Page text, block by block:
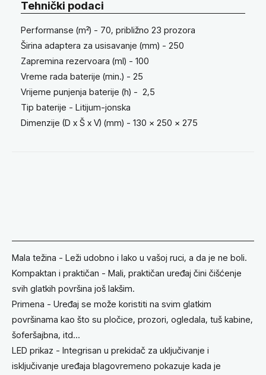
Tehnički podaci
Performanse (m²) - 70, približno 23 prozora
Širina adaptera za usisavanje (mm) - 250
Zapremina rezervoara (ml) - 100
Vreme rada baterije (min.) - 25
Vrijeme punjenja baterije (h) - 2,5
Tip baterije - Litijum-jonska
Dimenzije (D x Š x V) (mm) - 130 x 250 x 275
Mala težina - Leži udobno i lako u vašoj ruci, a da je ne boli.
Kompaktan i praktičan - Mali, praktičan uređaj čini čišćenje
svih glatkih površina još lakšim.
Primena - Uređaj se može koristiti na svim glatkim
površinama kao što su pločice, prozori, ogledala, tuš kabine,
šoferšajbna, itd...
LED prikaz - Integrisan u prekidač za uključivanje i
isključivanje uređaja blagovremeno pokazuje kada je